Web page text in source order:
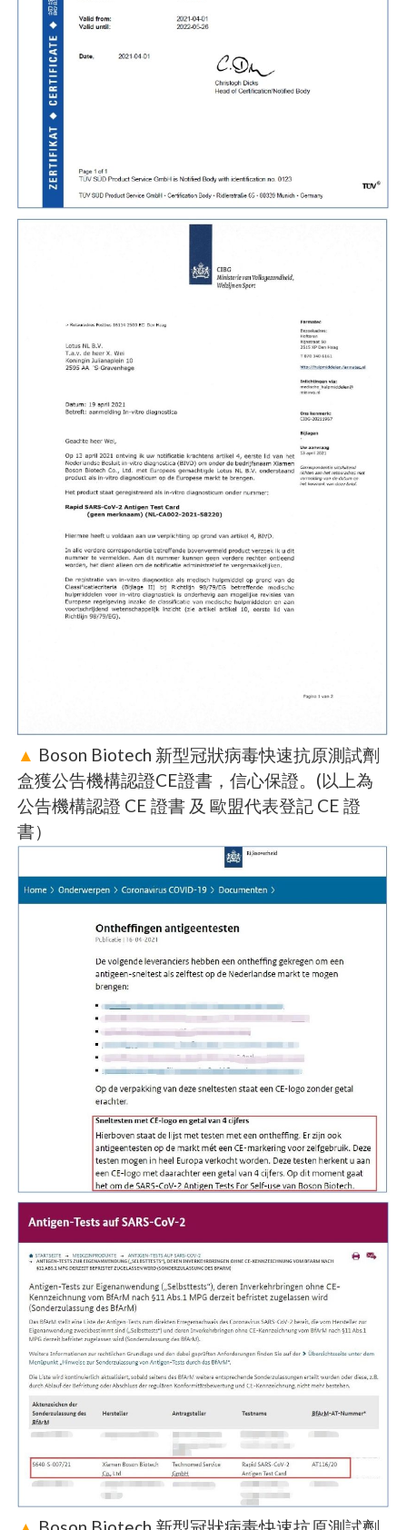
▲ Boson Biotech 新型冠狀病毒快速抗原測試劑
盒獲公告機構認證CE證書，信心保證。(以上為
公告機構認證 CE 證書 及 歐盟代表登記 CE 證
書）